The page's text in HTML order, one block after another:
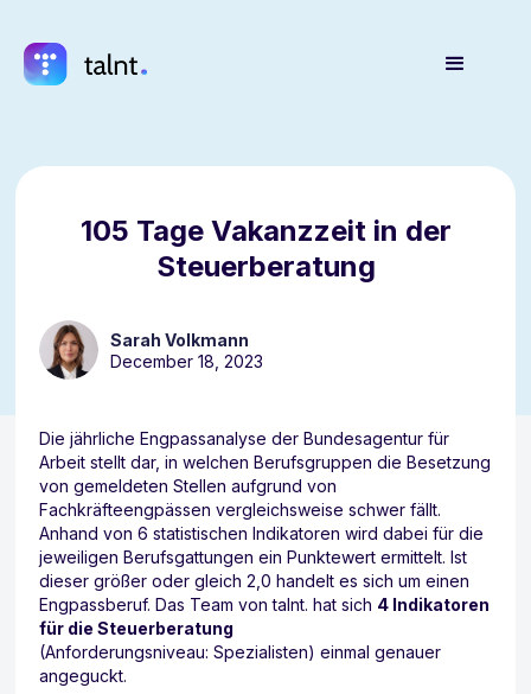
105 Tage Vakanzzeit in der
Steuerberatung
Sarah Volkmann
December 18, 2023
Die jährliche Engpassanalyse der Bundesagentur für
Arbeit stellt dar, in welchen Berufsgruppen die Besetzung
von gemeldeten Stellen aufgrund von
Fachkräfteengpässen vergleichsweise schwer fällt.
Anhand von 6 statistischen Indikatoren wird dabei für die
jeweiligen Berufsgattungen ein Punktewert ermittelt. Ist
dieser größer oder gleich 2,0 handelt es sich um einen
Engpassberuf. Das Team von talnt. hat sich 4 Indikatoren
für die Steuerberatung
(Anforderungsniveau: Spezialisten) einmal genauer
angeguckt.